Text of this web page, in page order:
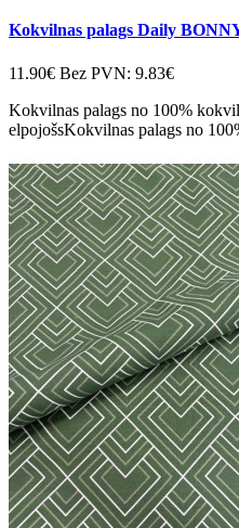
Kokvilnas palags Daily
11.90€ Bez PVN: 9.83€
Kokvilnas palags no 100%
elpojošsKokvilnas palags no